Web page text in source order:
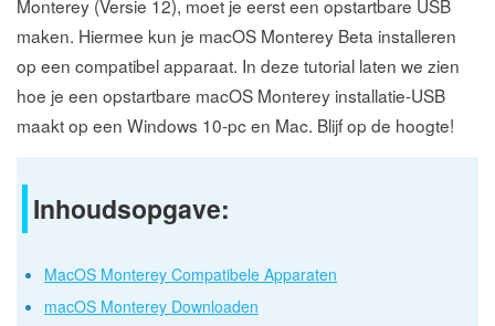
Monterey (Versie 12), moet je eerst een opstartbare USB
maken. Hiermee kun je macOS Monterey Beta installeren
op een compatibel apparaat. In deze tutorial laten we zien
hoe je een opstartbare macOS Monterey installatie-USB
maakt op een Windows 10-pc en Mac. Blijf op de hoogte!
Inhoudsopgave:
MacOS Monterey Compatibele Apparaten
macOS Monterey Downloaden